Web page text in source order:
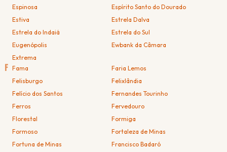
Espinosa
Espírito Santo do Dourado
Estiva
Estrela Dalva
Estrela do Indaiá
Estrela do Sul
Eugenópolis
Ewbank da Câmara
Extrema
F Fama
Faria Lemos
Felisburgo
Felixlândia
Felício dos Santos
Fernandes Tourinho
Ferros
Fervedouro
Florestal
Formiga
Formoso
Fortaleza de Minas
Fortuna de Minas
Francisco Badaró